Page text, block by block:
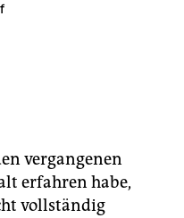
vergangenen
erfahren habe,
vollständig